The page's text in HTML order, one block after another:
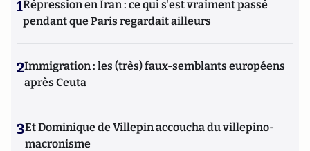
1Répression en Iran : ce qui s'est vraiment passé
pendant que Paris regardait ailleurs
2Immigration : les (très) faux-semblants européens
après Ceuta
3Et Dominique de Villepin accoucha du villepino-
macronisme